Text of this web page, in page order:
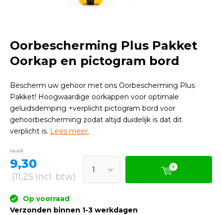
Oorbescherming Plus Pakket
Oorkap en pictogram bord
Bescherm uw gehoor met ons Oorbescherming Plus
Pakket! Hoogwaardige oorkappen voor optimale
geluidsdemping +verplicht pictogram bord voor
gehoorbescherming zodat altijd duidelijk is dat dit
verplicht is. Lees meer.
12,23
9,30
(11,25 Incl. btw)
Op voorraad
Verzonden binnen 1-3 werkdagen